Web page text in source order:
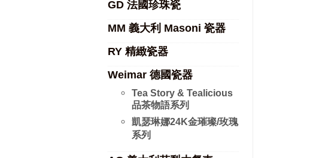
GD 法國珍珠瓷
MM 義大利 Masoni 瓷器
RY 精緻瓷器
Weimar 德國瓷器
Tea Story & Tealicious
品茶物語系列
凱瑟琳娜24K金璀璨/玫瑰
系列